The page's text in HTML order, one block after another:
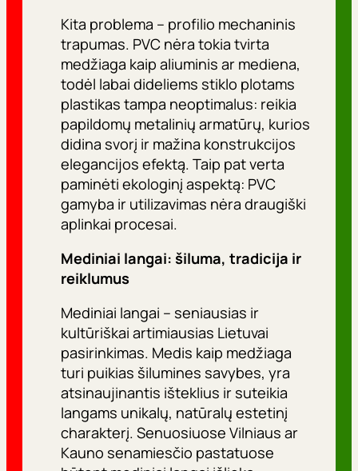
Kita problema – profilio mechaninis
trapumas. PVC nėra tokia tvirta
medžiaga kaip aliuminis ar mediena,
todėl labai dideliems stiklo plotams
plastikas tampa neoptimalus: reikia
papildomų metalinių armatūrų, kurios
didina svorį ir mažina konstrukcijos
elegancijos efektą. Taip pat verta
paminėti ekologinį aspektą: PVC
gamyba ir utilizavimas nėra draugiški
aplinkai procesai.
Mediniai langai: šiluma, tradicija ir
reiklumus
Mediniai langai – seniausias ir
kultūriškai artimiausias Lietuvai
pasirinkimas. Medis kaip medžiaga
turi puikias šilumines savybes, yra
atsinaujinantis išteklius ir suteikia
langams unikalų, natūralų estetinį
charakterį. Senuosiuose Vilniaus ar
Kauno senamiesčio pastatuose